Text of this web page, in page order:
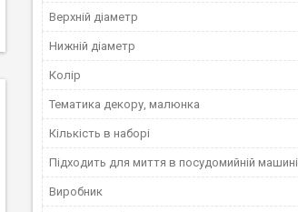
Верхній діаметр
Нижній діаметр
Колір
Тематика декору, малюнка
Кількість в наборі
Підходить для миття в посудомийній машині
Виробник